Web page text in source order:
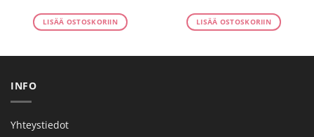
LISÄÄ OSTOSKORIIN LISÄÄ OSTOSKORIIN
INFO
Yhteystiedot